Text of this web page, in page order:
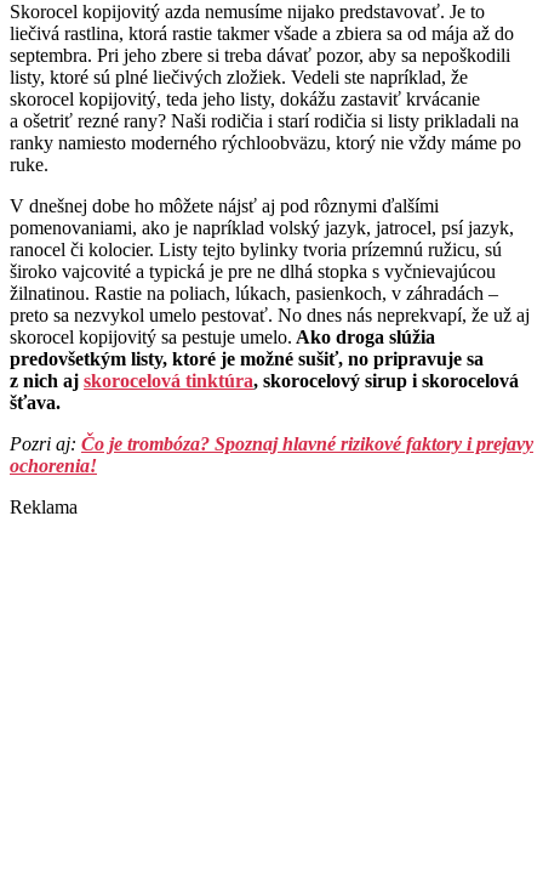
Skorocel kopijovitý azda nemusíme nijako predstavovať. Je to
liečivá rastlina, ktorá rastie takmer všade a zbiera sa od mája až do
septembra. Pri jeho zbere si treba dávať pozor, aby sa nepoškodili
listy, ktoré sú plné liečivých zložiek. Vedeli ste napríklad, že
skorocel kopijovitý, teda jeho listy, dokážu zastaviť krvácanie
a ošetriť rezné rany? Naši rodičia i starí rodičia si listy prikladali na
ranky namiesto moderného rýchloobväzu, ktorý nie vždy máme po
ruke.
V dnešnej dobe ho môžete nájsť aj pod rôznymi ďalšími
pomenovaniami, ako je napríklad volský jazyk, jatrocel, psí jazyk,
ranocel či kolocier. Listy tejto bylinky tvoria prízemnú ružicu, sú
široko vajcovité a typická je pre ne dlhá stopka s vyčnievajúcou
žilnatinou. Rastie na poliach, lúkach, pasienkoch, v záhradách –
preto sa nezvykol umelo pestovať. No dnes nás neprekvapí, že už aj
skorocel kopijovitý sa pestuje umelo. Ako droga slúžia
predovšetkým listy, ktoré je možné sušiť, no pripravuje sa
z nich aj skorocelová tinktúra, skorocelový sirup i skorocelová
šťava.
Pozri aj: Čo je trombóza? Spoznaj hlavné rizikové faktory i prejavy
ochorenia!
Reklama